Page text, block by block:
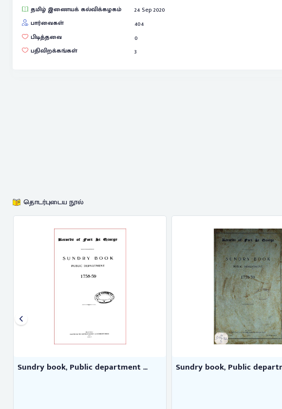
தமிழ் இணையக் கல்விக்கழகம்
24 Sep 2020
பார்வைகள்
404
பிடித்தவை
0
பதிவிறக்கங்கள்
3
தொடர்புடைய நூல்
Sundry book, Public department ... Sundry book, Public